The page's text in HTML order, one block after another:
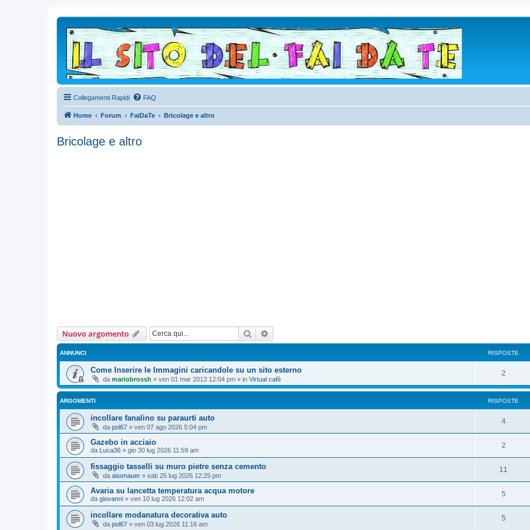
Collegamenti Rapidi FAQ
Home Forum FaiDaTe Bricolage e altro
Bricolage e altro
Nuovo argomento Cerca
ANNUNCI RISPOSTE
Come Inserire le Immagini caricandole su un sito esterno
da mariobrossh » ven 01 mar 2013 12:04 pm » in Virtual cafè
2
ARGOMENTI RISPOSTE
incollare fanalino su paraurti auto
da pol67 » ven 07 ago 2026 5:04 pm
4
Gazebo in acciaio
da Luca36 » gio 30 lug 2026 11:59 am
2
fissaggio tasselli su muro pietre senza cemento
da aisenauer » sab 25 lug 2026 12:25 pm
11
Avaria su lancetta temperatura acqua motore
da giovanni » ven 10 lug 2026 12:02 am
5
incollare modanatura decorativa auto
da pol67 » ven 03 lug 2026 11:16 am
5